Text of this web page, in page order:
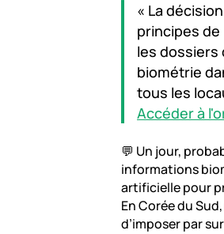
« La
principes de
les dossiers
biométrie
tous les
Accéder à
💬 Un jour,
informations
artificielle pour
En Corée du
d’imposer par